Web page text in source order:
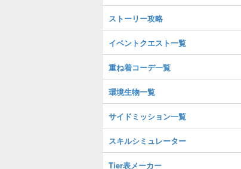
ストーリー攻略
イベントクエスト一覧
重ね着コーデ一覧
環境生物一覧
サイドミッション一覧
スキルシミュレーター
Tier表メーカー